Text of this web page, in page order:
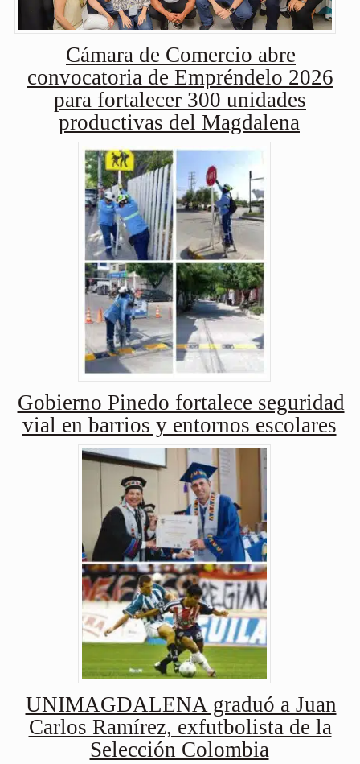
Cámara de Comercio abre
convocatoria de Empréndelo 2026
para fortalecer 300 unidades
productivas del Magdalena
Gobierno Pinedo fortalece seguridad
vial en barrios y entornos escolares
UNIMAGDALENA graduó a Juan
Carlos Ramírez, exfutbolista de la
Selección Colombia